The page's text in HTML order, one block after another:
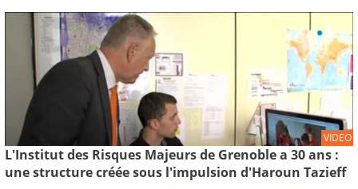
VIDEO
L'Institut des Risques Majeurs de Grenoble a 30 ans :
une structure créée sous l'impulsion d'Haroun Tazieff